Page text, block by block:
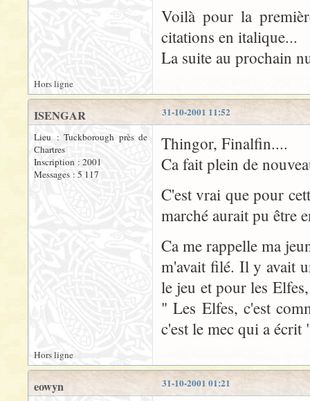
Voilà pour la
citations en italique...
La suite au prochain
Hors ligne
31-10-2001 11:52
ISENGAR
Lieu : Tuckborough près de
Chartres
Inscription : 2001
Messages : 5 117
Thingor, Finalfin....
Ca fait plein de
C'est vrai que pour
marché aurait pu être
Ca me rappelle ma
m'avait filé. Il y avait
le jeu et pour les
" Les Elfes, c'est
c'est le mec qui a
Hors ligne
31-10-2001 01:21
eowyn